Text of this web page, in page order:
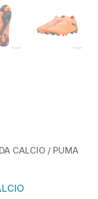
CALCIO/ PUMA